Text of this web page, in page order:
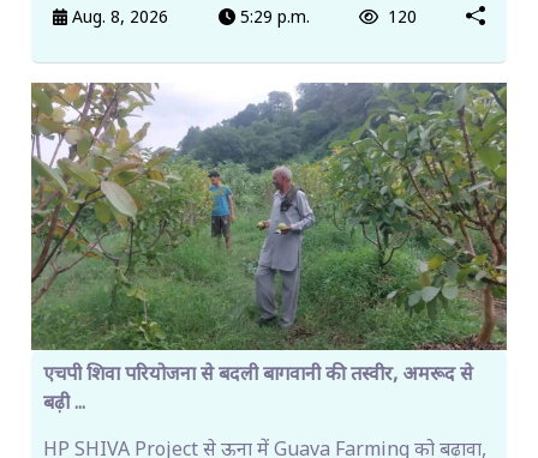
Aug. 8, 2026 5:29 p.m. 120
एचपी शिवा परियोजना से बदली बागवानी की तस्वीर, अमरूद से
बढ़ी ...
HP SHIVA Project से ऊना में Guava Farming को बढ़ावा,